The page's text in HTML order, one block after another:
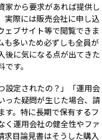
家から要求があれば提供し
実際には販売会社に申し込
ェブサイト等で閲覧できま
も多いため必ずしも全員が
後に気になる点が出てきた
す。
設定されたの？」「運用会
った疑問が生じた場合、請
す。特に長期で保有するフ
く運用会社の健全性やファ
求目論見書はそうした購入